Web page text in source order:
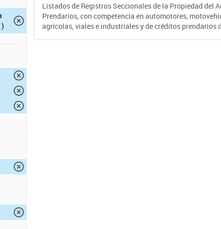
Listados de Registros Seccionales de la Propiedad del
Prendarios, con competencia en automotores,
agrícolas, viales e industriales y de créditos prendarios